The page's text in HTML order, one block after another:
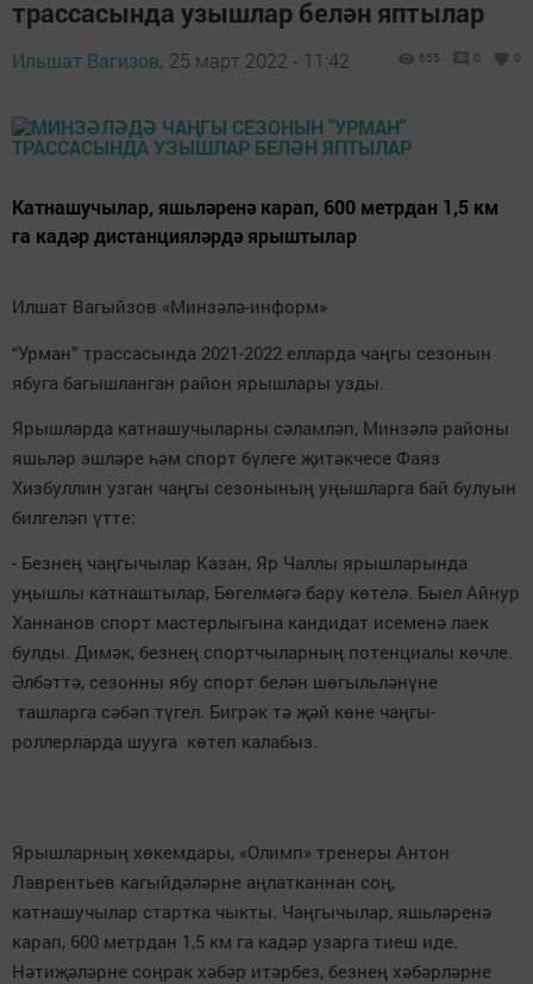
трассасында узышлар белән яптылар
Ильшат Вагизов, 25 март 2022 - 11:42 655 0 0
Катнашучылар, яшьләренә карап, 600 метрдан 1,5 км
га кадәр дистанцияләрдә ярыштылар
Илшат Вагыйзов «Минзәлә-информ»
“Урман” трассасында 2021-2022 елларда чаңгы сезонын
ябуга багышланган район ярышлары узды.
Ярышларда катнашучыларны сәламләп, Минзәлә районы
яшьләр эшләре һәм спорт бүлеге җитәкчесе Фаяз
Хизбуллин узган чаңгы сезонының уңышларга бай булуын
билгеләп үтте:
- Безнең чаңгычылар Казан, Яр Чаллы ярышларында
уңышлы катнаштылар, Бөгелмәгә бару көтелә. Быел Айнур
Ханнанов спорт мастерлыгына кандидат исеменә лаек
булды. Димәк, безнең спортчыларның потенциалы көчле.
Әлбәттә, сезонны ябу спорт белән шөгыльләнүне
ташларга сәбәп түгел. Бигрәк тә җәй көне чаңгы-
роллерларда шууга көтеп калабыз.
Ярышларның хөкемдары, «Олимп» тренеры Антон
Лаврентьев кагыйдәләрне аңлатканнан соң,
катнашучылар стартка чыкты. Чаңгычылар, яшьләренә
карап, 600 метрдан 1,5 км га кадәр узарга тиеш иде.
Нәтиҗәләрне соңрак хәбәр итәрбез, безнең хәбәрләрне